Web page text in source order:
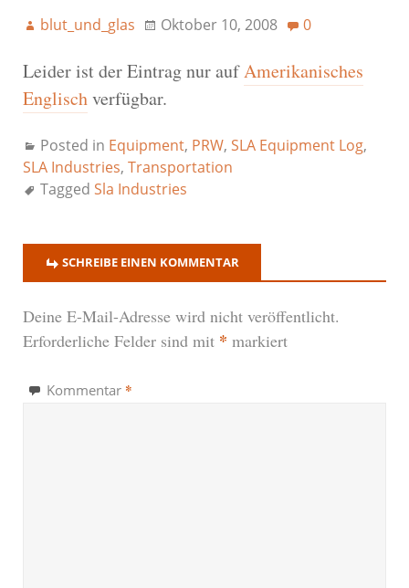
blut_und_glas Oktober 10, 2008 0
Leider ist der Eintrag nur aufAmerikanisches
Englischverfügbar.
Posted in Equipment, PRW, SLA Equipment Log,
SLA Industries, Transportation
Tagged Sla Industries
SCHREIBE EINEN KOMMENTAR
Deine E-Mail-Adresse wird nicht veröffentlicht.
Erforderliche Felder sind mit * markiert
Kommentar *